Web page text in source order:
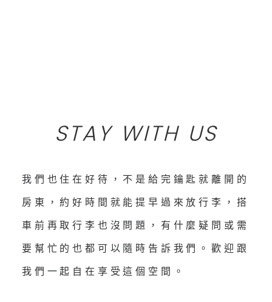
STAY WITH US
我們也住在好待，不是給完鑰匙就離開的
房東，約好時間就能提早過來放行李，搭
車前再取行李也沒問題，有什麼疑問或需
要幫忙的也都可以隨時告訴我們。歡迎跟
我們一起自在享受這個空間。